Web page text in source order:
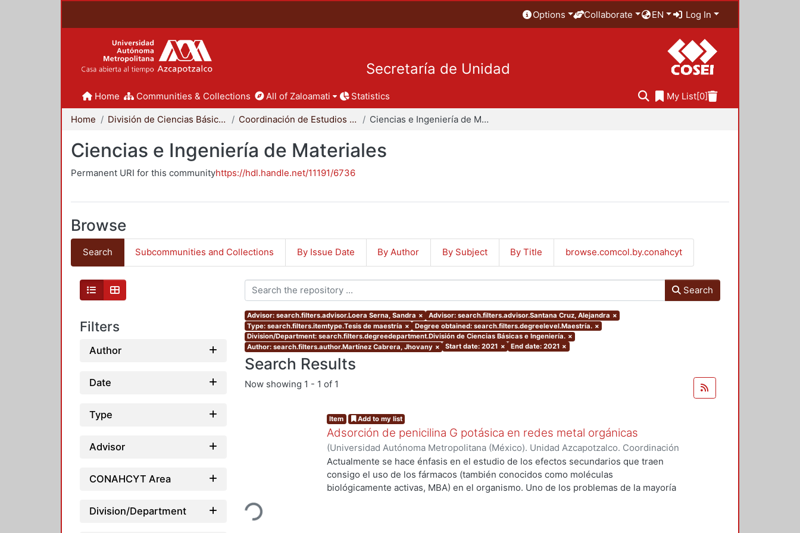
Options Collaborate EN Log In
Secretaría de Unidad
Home Communities & Collections All of Zaloamati Statistics My List[0]
Home División de Ciencias Básicas e Ingeniería Coordinación de Estudios de Posgrado - CBI Ciencias e Ingeniería de Materiales
Ciencias e Ingeniería de Materiales
Permanent URI for this communityhttps://hdl.handle.net/11191/6736
Browse
Search Subcommunities and Collections By Issue Date By Author By Subject By Title browse.comcol.by.conahcyt
Filters
Author
Date
Type
Advisor
CONAHCYT Area
Division/Department
Search
Advisor: search.filters.advisor.Loera Serna, Sandra × Advisor: search.filters.advisor.Santana Cruz, Alejandra ×
Type: search.filters.itemtype.Tesis de maestría × Degree obtained: search.filters.degreelevel.Maestría. ×
Division/Department: search.filters.degreedepartment.División de Ciencias Básicas e Ingeniería. ×
Author: search.filters.author.Martínez Cabrera, Jhovany × Start date: 2021 × End date: 2021 ×
Search Results
Now showing 1 - 1 of 1
Loading...
Item Add to my list
Adsorción de penicilina G potásica en redes metal orgánicas
(Universidad Autónoma Metropolitana (México). Unidad Azcapotzalco. Coordinación
de Servicios de Información.,2021-04)Martínez Cabrera, Jhovany
Actualmente se hace énfasis en el estudio de los efectos secundarios que traen
consigo el uso de los fármacos (también conocidos como moléculas
biológicamente activas, MBA) en el organismo. Uno de los problemas de la mayoría